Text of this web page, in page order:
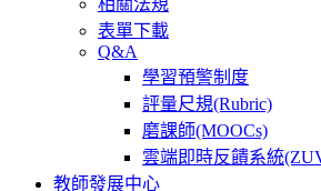
表單下載
Q&A
學習預警制度
評量尺規(Rubric)
磨課師(MOOCs)
雲端即時反饋系統
教師發展中心